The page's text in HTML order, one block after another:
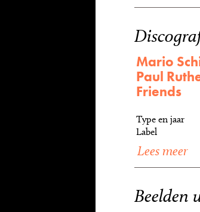
Mario
Paul
Friends
Type en jaar
Label
Lees meer
Beelden